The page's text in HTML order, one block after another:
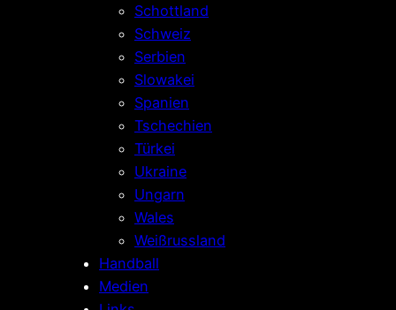
Schottland
Schweiz
Serbien
Slowakei
Spanien
Tschechien
Türkei
Ukraine
Ungarn
Wales
Weißrussland
Handball
Medien